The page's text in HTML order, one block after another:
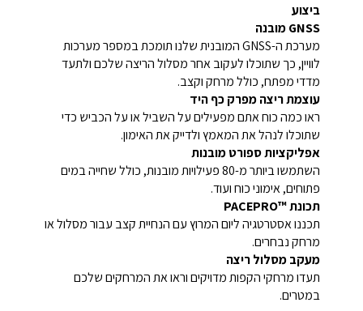
ביצוע
GNSS מובנה
מערכת ה-GNSS המובנית שלנו תומכת במספר מערכות
לוויין, כך שתוכלו לעקוב אחר מסלול הריצה שלכם ולתעד
מדדי מפתח, כולל מרחק וקצב.
עוצמת ריצה מפרק כף היד
ראו כמה כוח אתם מפעילים על השביל או על הכביש כדי
שתוכלו לנהל את המאמץ ולדייק את האימון.
אפליקציות ספורט מובנות
השתמשו ביותר מ-80 פעילויות מובנות, כולל שחייה במים
פתוחים, אימוני כוח ועוד.
תכונת ™PACEPRO
תכננו אסטרטגיה ליום המרוץ עם הנחיית קצב עבור מסלול או
מרחק נבחרים.
מעקב מסלול ריצה
תעדו מרחקי הקפות מדויקים וראו את המרחקים שלכם
במטרים.